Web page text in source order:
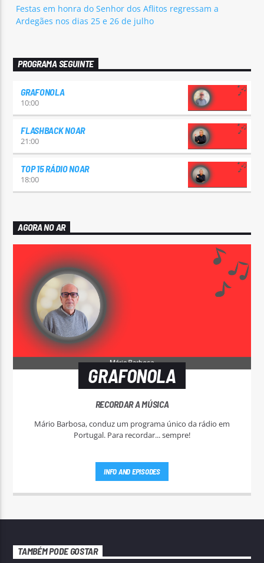
Festas em honra do Senhor dos Aflitos regressam a
Ardegães nos dias 25 e 26 de julho
PROGRAMA SEGUINTE
GRAFONOLA
10:00
FLASHBACK NOAR
21:00
TOP 15 RÁDIO NOAR
18:00
AGORA NO AR
GRAFONOLA
RECORDAR A MÚSICA
Mário Barbosa, conduz um programa único da rádio em
Portugal. Para recordar... sempre!
INFO AND EPISODES
TAMBÉM PODE GOSTAR